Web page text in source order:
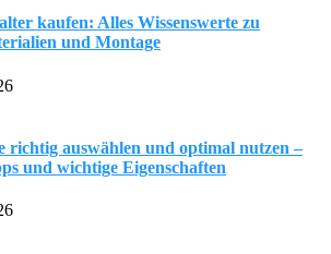
kaufen: Alles Wissenswerte zu
und Montage
richtig auswählen und optimal nutzen –
und wichtige Eigenschaften